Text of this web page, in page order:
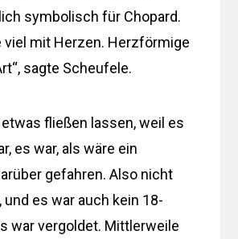
symbolisch für Chopard.
viel mit Herzen. Herzförmige
sagte Scheufele.
etwas fließen lassen, weil es
es war, als wäre ein
gefahren. Also nicht
und es war auch kein 18-
war vergoldet. Mittlerweile